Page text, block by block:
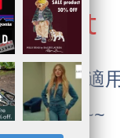
Post
附LINK | 適
國官網~~